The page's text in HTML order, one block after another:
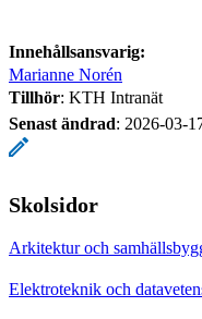
Innehållsansvarig:
Marianne Norén
Tillhör: KTH Intranät
Senast ändrad: 2026-03-
Skolsidor
Arkitektur och
Elektroteknik och